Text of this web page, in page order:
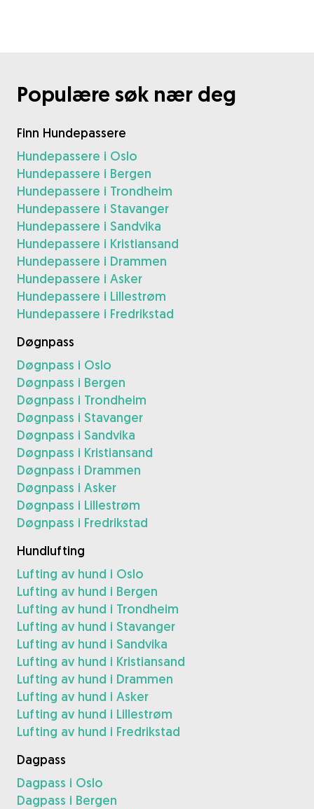
Populære søk nær deg
Finn Hundepassere
Hundepassere i Oslo
Hundepassere i Bergen
Hundepassere i Trondheim
Hundepassere i Stavanger
Hundepassere i Sandvika
Hundepassere i Kristiansand
Hundepassere i Drammen
Hundepassere i Asker
Hundepassere i Lillestrøm
Hundepassere i Fredrikstad
Døgnpass
Døgnpass i Oslo
Døgnpass i Bergen
Døgnpass i Trondheim
Døgnpass i Stavanger
Døgnpass i Sandvika
Døgnpass i Kristiansand
Døgnpass i Drammen
Døgnpass i Asker
Døgnpass i Lillestrøm
Døgnpass i Fredrikstad
Hundlufting
Lufting av hund i Oslo
Lufting av hund i Bergen
Lufting av hund i Trondheim
Lufting av hund i Stavanger
Lufting av hund i Sandvika
Lufting av hund i Kristiansand
Lufting av hund i Drammen
Lufting av hund i Asker
Lufting av hund i Lillestrøm
Lufting av hund i Fredrikstad
Dagpass
Dagpass i Oslo
Dagpass i Bergen